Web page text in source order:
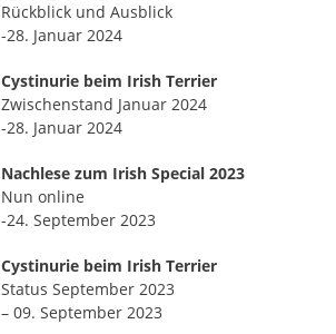
Rückblick und Ausblick
-28. Januar 2024
Cystinurie beim Irish Terrier
Zwischenstand Januar 2024
-28. Januar 2024
Nachlese zum Irish Special 2023
Nun online
-24. September 2023
Cystinurie beim Irish Terrier
Status September 2023
– 09. September 2023